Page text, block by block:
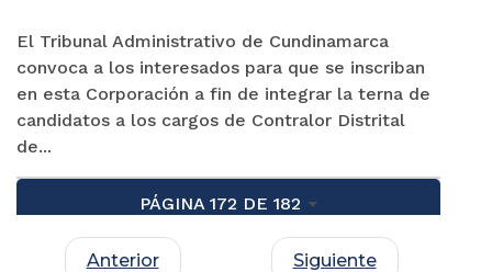
El Tribunal Administrativo de Cundinamarca
convoca a los interesados para que se inscriban
en esta Corporación a fin de integrar la terna de
candidatos a los cargos de Contralor Distrital
de...
PÁGINA 172 DE 182
Anterior Siguiente